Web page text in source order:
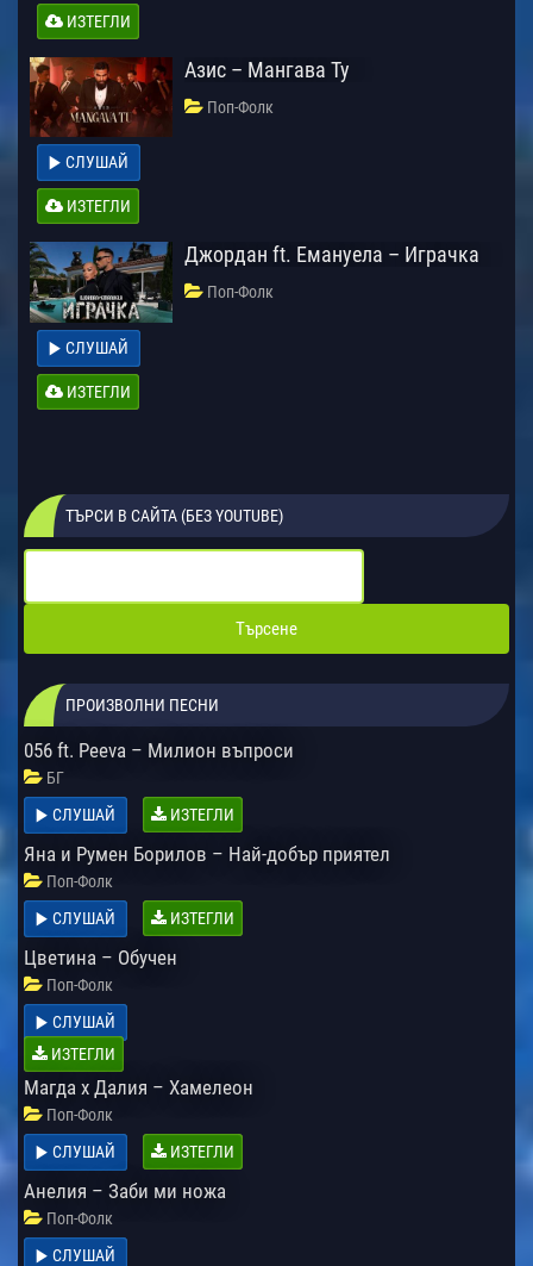
ИЗТЕГЛИ
Азис – Мангава Ту
Поп-Фолк
СЛУШАЙ
ИЗТЕГЛИ
Джордан ft. Емануела – Играчка
Поп-Фолк
СЛУШАЙ
ИЗТЕГЛИ
ТЪРСИ В САЙТА (БЕЗ YOUTUBE)
ПРОИЗВОЛНИ ПЕСНИ
056 ft. Peeva – Милион въпроси
БГ
СЛУШАЙ
ИЗТЕГЛИ
Яна и Румен Борилов – Най-добър приятел
Поп-Фолк
СЛУШАЙ
ИЗТЕГЛИ
Цветина – Обучен
Поп-Фолк
СЛУШАЙ
ИЗТЕГЛИ
Магда х Далия – Хамелеон
Поп-Фолк
СЛУШАЙ
ИЗТЕГЛИ
Анелия – Заби ми ножа
Поп-Фолк
СЛУШАЙ